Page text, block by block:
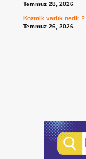
Temmuz 28, 2026
Kozmik varlık nedir ?
Temmuz 26, 2026